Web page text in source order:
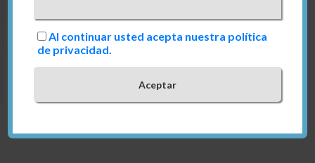
Al continuar usted acepta nuestra política
de privacidad.